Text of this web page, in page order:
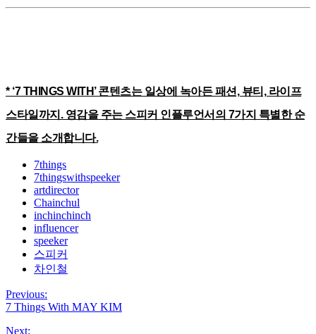
* ‘7 THINGS WITH’ 콘텐츠는 일상에 녹아든 패션, 뷰티, 라이프
스타일까지. 영감을 주는 스피커 인플루언서의 7가지 특별한 순
간들을 소개합니다.
7things
7thingswithspeeker
artdirector
Chainchul
inchinchinch
influencer
speeker
스피커
차인철
Previous:
7 Things With MAY KIM
Next: